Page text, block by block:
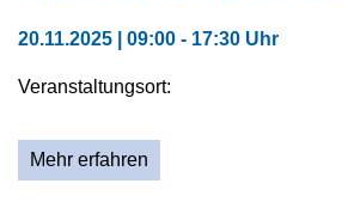
20.11.2025 | 09:00 - 17:30 Uhr
Veranstaltungsort:
Mehr erfahren